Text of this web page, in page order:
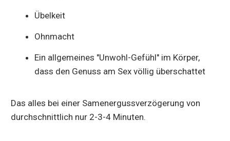
Übelkeit
Ohnmacht
Ein allgemeines "Unwohl-Gefühl" im Körper,
dass den Genuss am Sex völlig überschattet
Das alles bei einer Samenergussverzögerung von
durchschnittlich nur 2-3-4 Minuten.